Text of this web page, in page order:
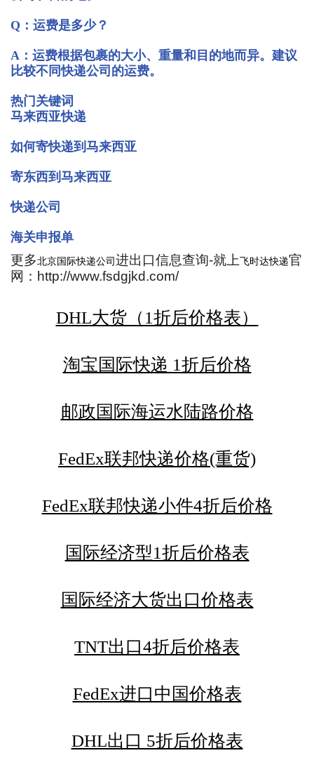
Q：运费是多少？
A：运费根据包裹的大小、重量和目的地而异。建议
比较不同快递公司的运费。
热门关键词
马来西亚快递
如何寄快递到马来西亚
寄东西到马来西亚
快递公司
海关申报单
更多北京国际快递公司进出口信息查询-就上飞时达快递官
网：http://www.fsdgjkd.com/
DHL大货（1折后价格表）
淘宝国际快递 1折后价格
邮政国际海运水陆路价格
FedEx联邦快递价格(重货)
FedEx联邦快递小件4折后价格
国际经济型1折后价格表
国际经济大货出口价格表
TNT出口4折后价格表
FedEx进口中国价格表
DHL出口 5折后价格表